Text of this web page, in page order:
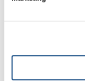
Kategori: Nødvendig